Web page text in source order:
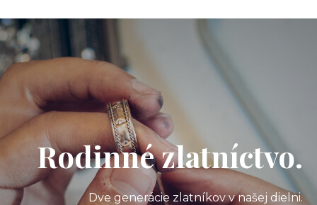
Rodinné zlatníctvo.
Dve generácie zlatníkov v našej dielni.